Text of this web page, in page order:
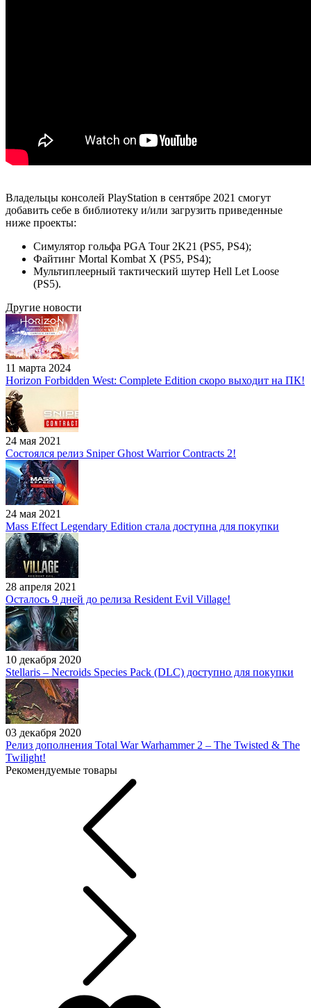
Владельцы консолей PlayStation в сентябре 2021 смогут
добавить себе в библиотеку и/или загрузить приведенные
ниже проекты:
Симулятор гольфа PGA Tour 2K21 (PS5, PS4);
Файтинг Mortal Kombat X (PS5, PS4);
Мультиплеерный тактический шутер Hell Let Loose
(PS5).
Другие новости
11 марта 2024
Horizon Forbidden West: Complete Edition скоро выходит на ПК!
24 мая 2021
Состоялся релиз Sniper Ghost Warrior Contracts 2!
24 мая 2021
Mass Effect Legendary Edition стала доступна для покупки
28 апреля 2021
Осталось 9 дней до релиза Resident Evil Village!
10 декабря 2020
Stellaris – Necroids Species Pack (DLC) доступно для покупки
03 декабря 2020
Релиз дополнения Total War Warhammer 2 – The Twisted & The
Twilight!
Рекомендуемые товары